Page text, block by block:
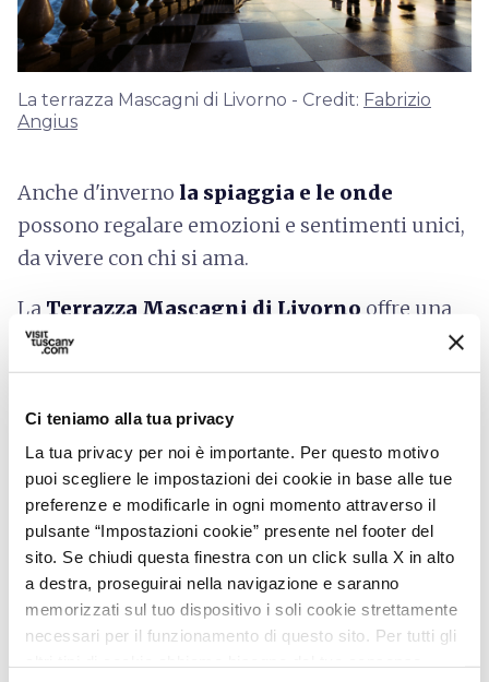
Ci teniamo alla tua privacy
La tua privacy per noi è importante. Per questo motivo
puoi scegliere le impostazioni dei cookie in base alle tue
preferenze e modificarle in ogni momento attraverso il
pulsante “Impostazioni cookie” presente nel footer del
sito. Se chiudi questa finestra con un click sulla X in alto
a destra, proseguirai nella navigazione e saranno
memorizzati sul tuo dispositivo i soli cookie strettamente
necessari per il funzionamento di questo sito. Per tutti gli
La terrazza Mascagni di Livorno - Credit: Fabrizio
Angius
Anche d'inverno la spiaggia e le onde
possono regalare emozioni e sentimenti unici,
da vivere con chi si ama.
La Terrazza Mascagni di Livorno offre una
vista stupenda sul
, soprattutto al calare
della sera: un attimo affascinante e incantevole
da godersi con calma e serenità. Anche
perla del Tirreno", è una favolosa location
romantica: da un lato l'antico villaggio etrusco,
dall'altro il mare cristallino che si infrange
sugli scogli.
Una bella passeggiata romatica al tramonto vi
aspetta anche a due passi dalla città della torre
pendente:Marina di Pisa, da piccolo villaggio